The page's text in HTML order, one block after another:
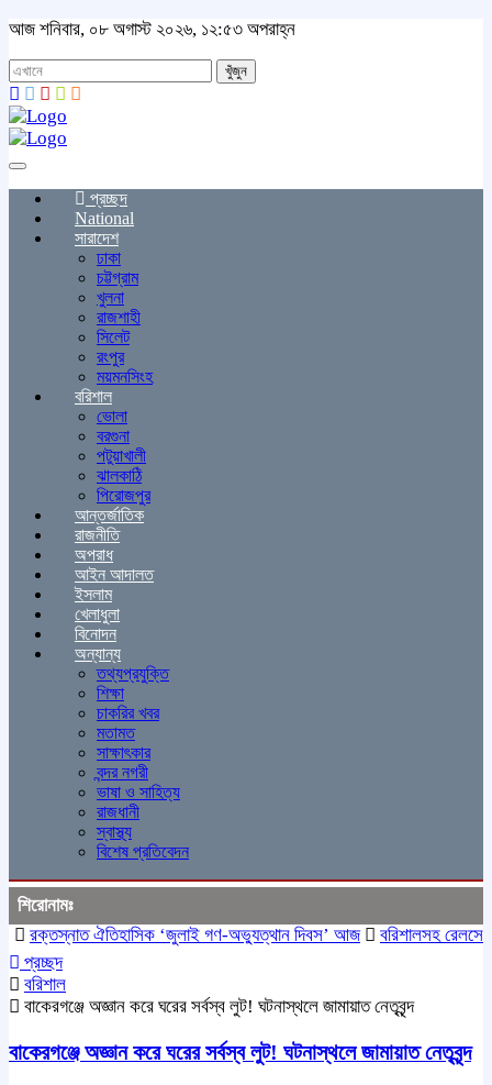
আজ শনিবার, ০৮ অগাস্ট ২০২৬, ১২:৫৩ অপরাহ্ন
খুঁজুন
Toggle
navigation প্রচ্ছদ
National
সারাদেশ
ঢাকা
চট্টগ্রাম
খুলনা
রাজশাহী
সিলেট
রংপুর
ময়মনসিংহ
বরিশাল
ভোলা
বরগুনা
পটুয়াখালী
ঝালকাঠি
পিরোজপুর
আন্তর্জাতিক
রাজনীতি
অপরাধ
আইন আদালত
ইসলাম
খেলাধুলা
বিনোদন
অন্যান্য
তথ্যপ্রযুক্তি
শিক্ষা
চাকরির খবর
মতামত
সাক্ষাৎকার
বন্দর নগরী
ভাষা ও সাহিত্য
রাজধানী
স্বাস্থ্য
বিশেষ প্রতিবেদন
শিরোনামঃ
রক্তস্নাত ঐতিহাসিক ‌‘জুলাই গণ-অভ্যুত্থান দিবস’ আজ
বরিশালসহ রেলসেবা
প্রচ্ছদ
বরিশাল
বাকেরগঞ্জে অজ্ঞান করে ঘরের সর্বস্ব লুট! ঘটনাস্থলে জামায়াত নেতৃবৃন্দ
বাকেরগঞ্জে অজ্ঞান করে ঘরের সর্বস্ব লুট! ঘটনাস্থলে জামায়াত নেতৃবৃন্দ